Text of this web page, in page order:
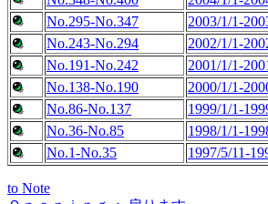
No.295-No.347
2003/1/1-
No.243-No.294
2002/1/1-
No.191-No.242
2001/1/1-
No.138-No.190
2000/1/1-
No.86-No.137
1999/1/1-
No.36-No.85
1998/1/1-
No.1-No.35
1997/5/11-
to Note